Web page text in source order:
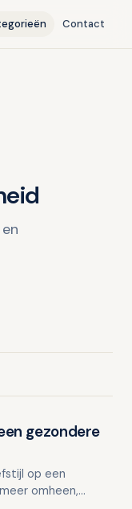
Contact
gezondere
op een
omheen,